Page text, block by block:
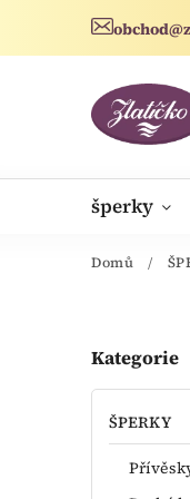
šperky
novinky
Domů /
Kategorie
ŠPERKY